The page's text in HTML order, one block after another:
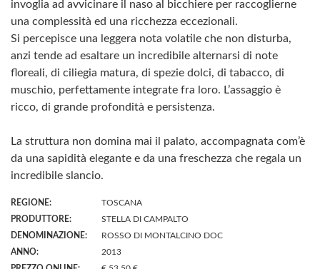
invoglia ad avvicinare il naso al bicchiere per raccoglierne
una complessità ed una ricchezza eccezionali.
Si percepisce una leggera nota volatile che non disturba,
anzi tende ad esaltare un incredibile alternarsi di note
floreali, di ciliegia matura, di spezie dolci, di tabacco, di
muschio, perfettamente integrate fra loro. L’assaggio è
ricco, di grande profondità e persistenza.
La struttura non domina mai il palato, accompagnata com’è
da una sapidità elegante e da una freschezza che regala un
incredibile slancio.
REGIONE:
TOSCANA
PRODUTTORE:
STELLA DI CAMPALTO
DENOMINAZIONE:
ROSSO DI MONTALCINO DOC
ANNO:
2013